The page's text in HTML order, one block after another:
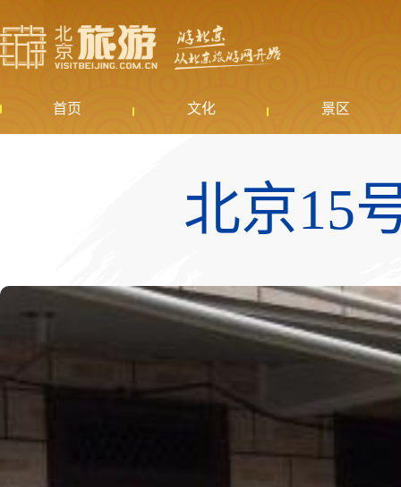
首页 文化 景区
北京15